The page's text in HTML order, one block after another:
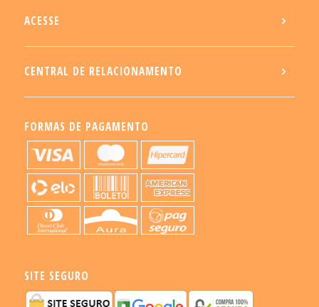
ACESSE
CENTRAL DE RELACIONAMENTO
FORMAS DE PAGAMENTO
SITE SEGURO